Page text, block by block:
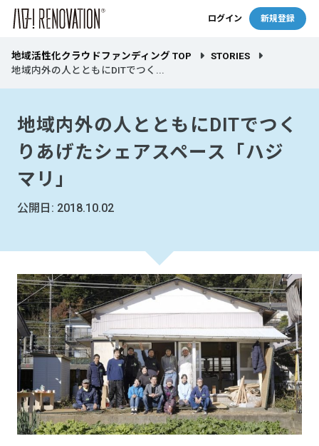
ログイン 新規登録
地域活性化クラウドファンディング TOP
STORIES
地域内外の人とともにDITでつく...
地域内外の人とともにDITでつく
りあげたシェアスペース「ハジ
マリ」
公開日: 2018.10.02